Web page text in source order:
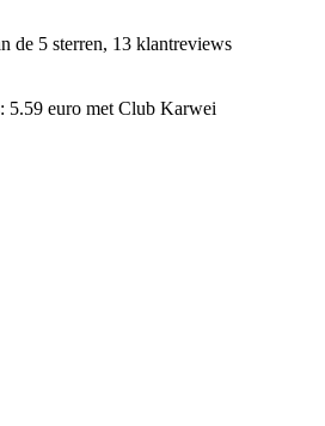
de 5 sterren, 13 klantreviews
5.59 euro met Club Karwei